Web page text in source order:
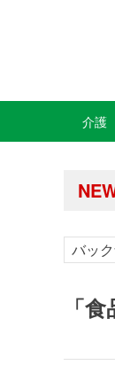
介護
バッ
「